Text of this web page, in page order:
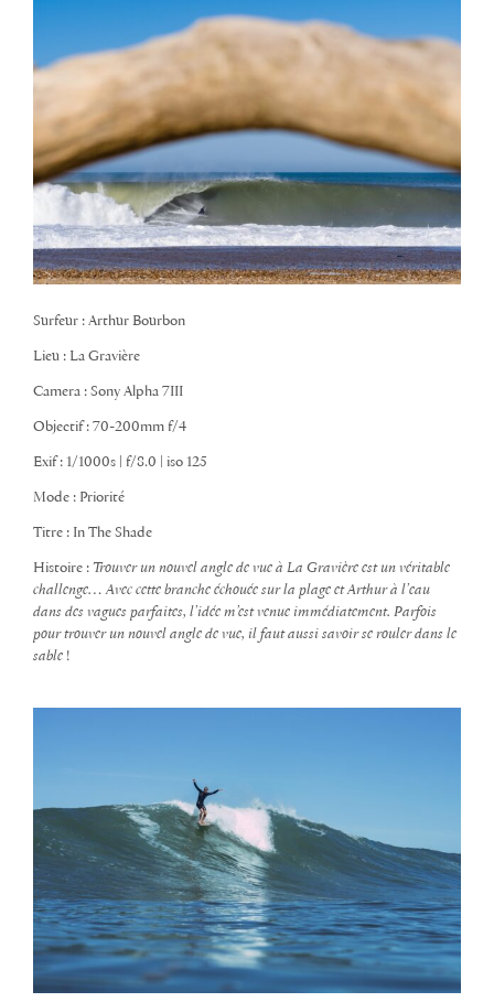
Surfeur : Arthur Bourbon
Lieu : La Gravière
Camera : Sony Alpha 7III
Objectif : 70-200mm f/4
Exif : 1/1000s | f/8.0 | iso 125
Mode : Priorité
Titre : In The Shade
Histoire : Trouver un nouvel angle de vue à La Gravière est un véritable
challenge… Avec cette branche échouée sur la plage et Arthur à l’eau
dans des vagues parfaites, l’idée m’est venue immédiatement. Parfois
pour trouver un nouvel angle de vue, il faut aussi savoir se rouler dans le
sable !